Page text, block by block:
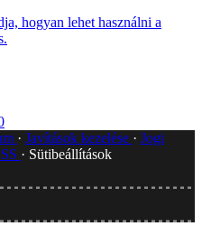
hogyan lehet használni a
Javítások kezelése
Jogi
Sütibeállítások